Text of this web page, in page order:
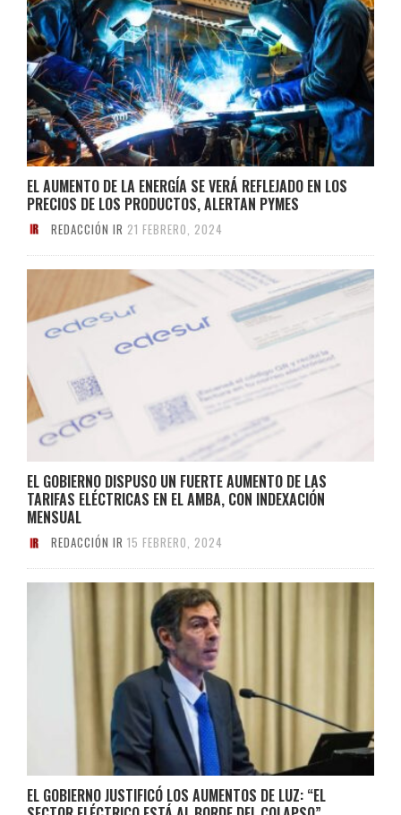
EL AUMENTO DE LA ENERGÍA SE VERÁ REFLEJADO EN LOS
PRECIOS DE LOS PRODUCTOS, ALERTAN PYMES
REDACCIÓN IR 21 FEBRERO, 2024
EL GOBIERNO DISPUSO UN FUERTE AUMENTO DE LAS
TARIFAS ELÉCTRICAS EN EL AMBA, CON INDEXACIÓN
MENSUAL
REDACCIÓN IR 15 FEBRERO, 2024
EL GOBIERNO JUSTIFICÓ LOS AUMENTOS DE LUZ: “EL